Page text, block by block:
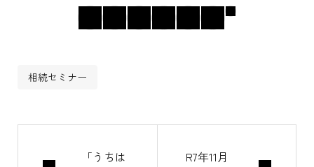
の後相続に関する
ことで悩み苦しむ
続相談に対応し、
相続セミナー
「うちは
R7年11月